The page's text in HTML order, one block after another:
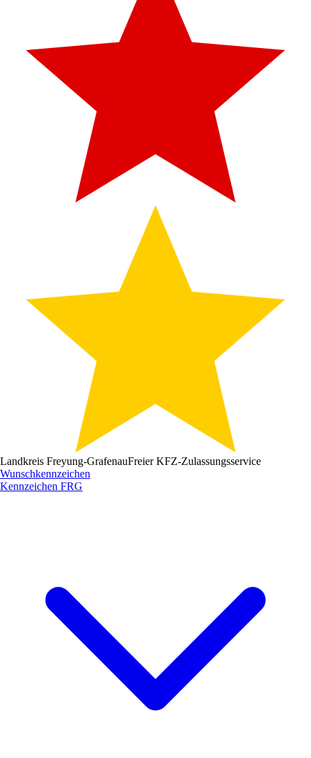
Landkreis Freyung-GrafenauFreier KFZ-Zulassungsservice
Wunschkennzeichen
Kennzeichen FRG